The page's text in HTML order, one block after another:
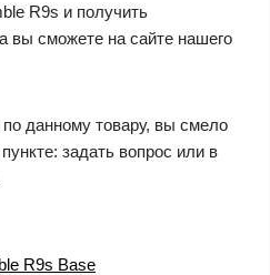
R9s и получить
вы сможете на сайте нашего
данному товару, вы смело
задать вопрос или в
R9s Base